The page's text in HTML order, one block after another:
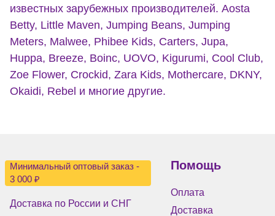
известных зарубежных производителей. Aosta
Betty, Little Maven, Jumping Beans, Jumping
Meters, Malwee, Phibee Kids, Carters, Jupa,
Huppa, Breeze, Boinc, UOVO, Kigurumi, Cool Club,
Zoe Flower, Crockid, Zara Kids, Mothercare, DKNY,
Okaidi, Rebel и многие другие.
Минимальный оптовый заказ -
3 000 ₽
Доставка по России и СНГ
Помощь
Оплата
Доставка